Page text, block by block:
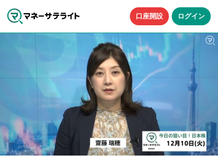
口座開設 ログイン